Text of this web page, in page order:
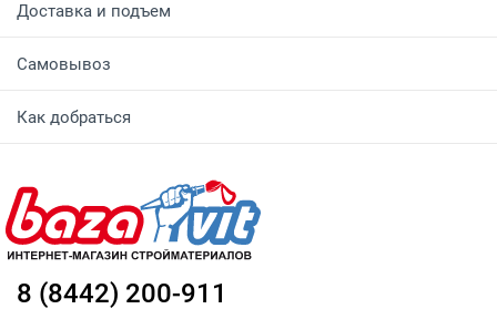
Доставка и подъем
Самовывоз
Как добраться
8 (8442) 200-911